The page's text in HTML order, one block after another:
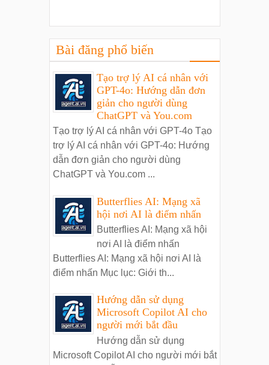
Bài đăng phổ biến
Tạo trợ lý AI cá nhân với
GPT-4o: Hướng dẫn đơn
giản cho người dùng
ChatGPT và You.com
Tạo trợ lý AI cá nhân với GPT-4o Tạo
trợ lý AI cá nhân với GPT-4o: Hướng
dẫn đơn giản cho người dùng
ChatGPT và You.com ...
Butterflies AI: Mạng xã
hội nơi AI là điểm nhấn
Butterflies AI: Mạng xã hội
nơi AI là điểm nhấn
Butterflies AI: Mạng xã hội nơi AI là
điểm nhấn Mục lục: Giới th...
Hướng dẫn sử dụng
Microsoft Copilot AI cho
người mới bắt đầu
Hướng dẫn sử dụng
Microsoft Copilot AI cho người mới bắt